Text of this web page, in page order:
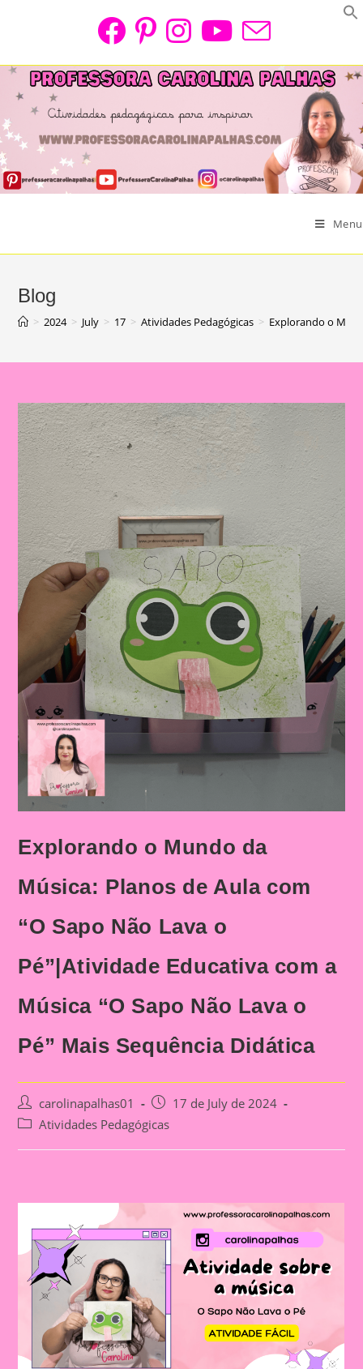
Menu
Blog
> 2024 > July > 17 > Atividades Pedagógicas > Explorando o
Explorando o Mundo da
Música: Planos de Aula com
“O Sapo Não Lava o
Pé”|Atividade Educativa com a
Música “O Sapo Não Lava o
Pé” Mais Sequência Didática
Post
author:
carolinapalhas01
Post
published:
17 de July de 2024
PostAtividades Pedagógicas